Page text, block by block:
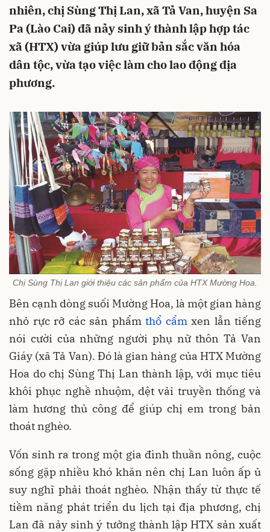
nhiên, chị Sùng Thị Lan, xã Tả Van, huyện Sa
Pa (Lào Cai) đã nảy sinh ý thành lập hợp tác
xã (HTX) vừa giúp lưu giữ bản sắc văn hóa
dân tộc, vừa tạo việc làm cho lao động địa
phương.
Chị Sùng Thị Lan giới thiệu các sản phẩm của HTX Mường Hoa.
Bên cạnh dòng suối Mường Hoa, là một gian hàng
nhỏ rực rỡ các sản phẩm thổ cẩmxen lẫn tiếng
nói cười của những người phụ nữ thôn Tả Van
Giáy (xã Tả Van). Đó là gian hàng của HTX Mường
Hoa do chị Sùng Thị Lan thành lập, với mục tiêu
khôi phục nghề nhuộm, dệt vải truyền thống và
làm hương thủ công để giúp chị em trong bản
thoát nghèo.
Vốn sinh ra trong một gia đình thuần nông, cuộc
sống gặp nhiều khó khăn nên chị Lan luôn ấp ủ
suy nghĩ phải thoát nghèo. Nhận thấy từ thực tế
tiềm năng phát triển du lịch tại địa phương, chị
Lan đã nảy sinh ý tưởng thành lập HTX sản xuất